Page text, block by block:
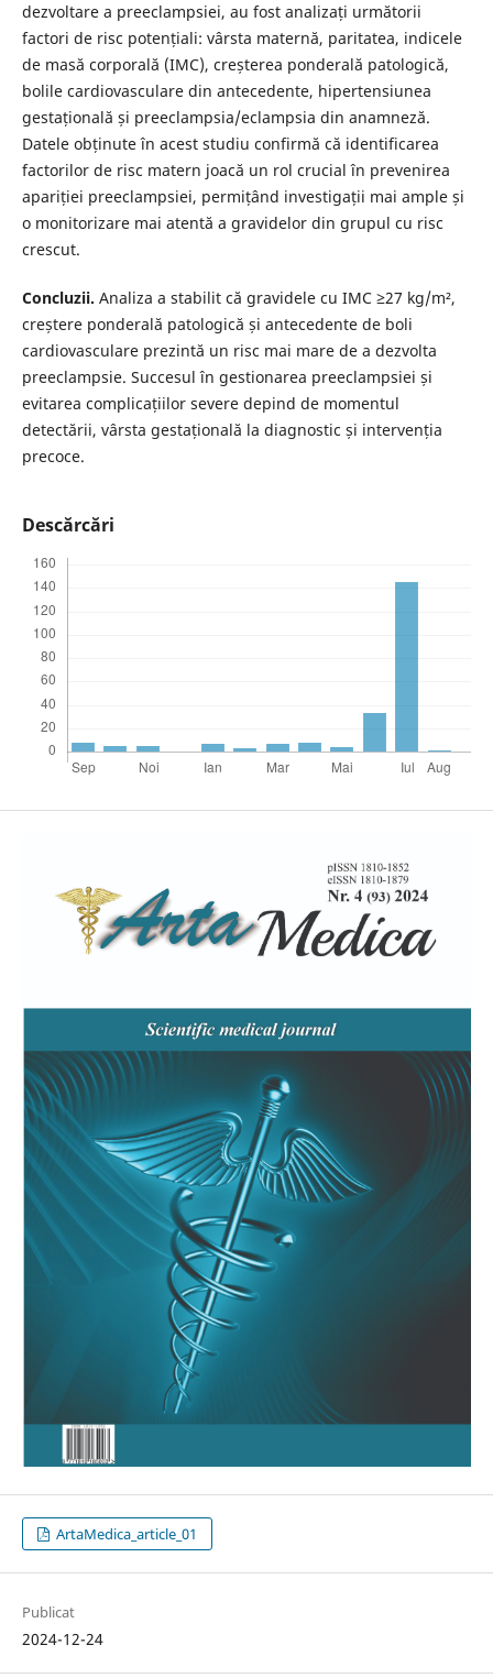
dezvoltare a preeclampsiei, au fost analizați următorii
factori de risc potențiali: vârsta maternă, paritatea, indicele
de masă corporală (IMC), creșterea ponderală patologică,
bolile cardiovasculare din antecedente, hipertensiunea
gestațională și preeclampsia/eclampsia din anamneză.
Datele obținute în acest studiu confirmă că identificarea
factorilor de risc matern joacă un rol crucial în prevenirea
apariției preeclampsiei, permițând investigații mai ample și
o monitorizare mai atentă a gravidelor din grupul cu risc
crescut.
Concluzii. Analiza a stabilit că gravidele cu IMC ≥27 kg/m²,
creștere ponderală patologică și antecedente de boli
cardiovasculare prezintă un risc mai mare de a dezvolta
preeclampsie. Succesul în gestionarea preeclampsiei și
evitarea complicațiilor severe depind de momentul
detectării, vârsta gestațională la diagnostic și intervenția
precoce.
Descărcări
ArtaMedica_article_01
Publicat
2024-12-24